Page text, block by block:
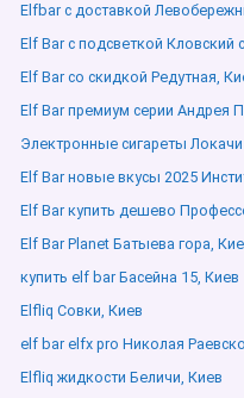
Elfbar с доставкой
Elf Bar с подсветкой Кловский
Elf Bar со скидкой Редутная,
Elf Bar премиум серии Андрея
Электронные сигареты Локачи
Elf Bar новые вкусы 2025
Elf Bar купить дешево
Elf Bar Planet Батыева гора,
купить elf bar Басейна 15, Киев
Elfliq Совки, Киев
elf bar elfx pro Николая
Elfliq жидкости Беличи, Киев